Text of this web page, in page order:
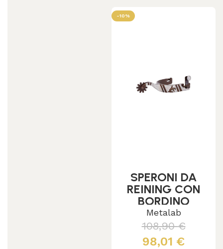
-10%
SPERONI DA
REINING CON
BORDINO
DECORATO
MOTIVO
REINER UOMO
Metalab
108,90€
98,01 €